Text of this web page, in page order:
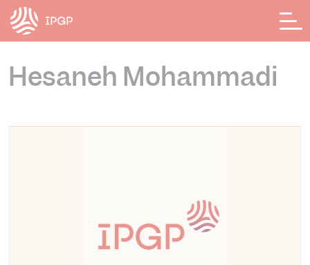
Hesaneh Mohammadi
Panneau de gestion des cookies